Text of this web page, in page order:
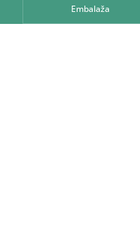
Embalaža